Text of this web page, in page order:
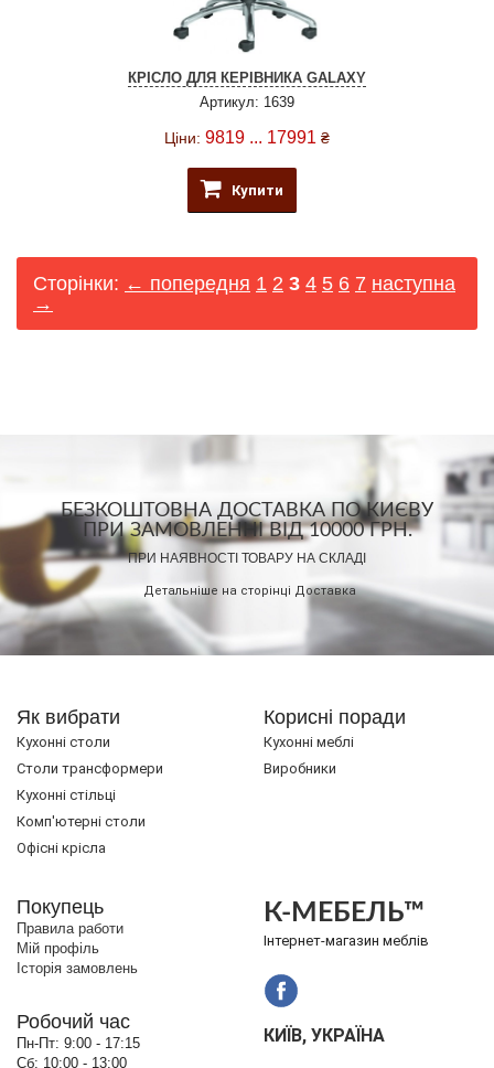
КРІСЛО ДЛЯ КЕРІВНИКА GALAXY
Артикул: 1639
Ціни: 9819 ... 17991 ₴
Купити
Сторінки: ← попередня 1 2 3 4 5 6 7 наступна
→
БЕЗКОШТОВНА ДОСТАВКА ПО КИЄВУ
ПРИ ЗАМОВЛЕННІ ВІД 10000 ГРН.
ПРИ НАЯВНОСТІ ТОВАРУ НА СКЛАДІ
Детальніше на сторінці Доставка
Як вибрати
Кухонні столи
Cтоли трансформери
Кухонні стільці
Комп'ютерні столи
Офісні крісла
Корисні поради
Кухонні меблі
Виробники
Покупець
Правила работи
Мій профіль
Історія замовлень
Робочий час
Пн-Пт: 9:00 - 17:15
Сб: 10:00 - 13:00
К-МЕБЕЛЬ™
Інтернет-магазин меблів
КИЇВ, УКРАЇНА